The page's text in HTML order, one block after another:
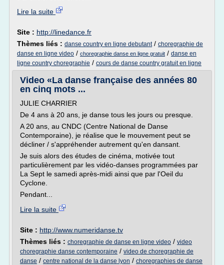
Lire la suite
Site : http://linedance.fr
Thèmes liés : danse country en ligne debutant/ choregraphie de
danse en ligne video / choregraphie danse en ligne gratuit / danse en
ligne country choregraphie / cours de danse country gratuit en ligne
Video «La danse française des années 80
en cinq mots ...
JULIE CHARRIER
De 4 ans à 20 ans, je danse tous les jours ou presque.
A 20 ans, au CNDC (Centre National de Danse
Contemporaine), je réalise que le mouvement peut se
décliner / s'appréhender autrement qu'en dansant.
Je suis alors des études de cinéma, motivée tout
particulièrement par les vidéo-danses programmées par
La Sept le samedi après-midi ainsi que par l'Oeil du
Cyclone.
Pendant...
Lire la suite
Site : http://www.numeridanse.tv
Thèmes liés : choregraphie de danse en ligne video / video
choregraphie danse contemporaine / video de choregraphie de
danse / centre national de la danse lyon / choregraphies de danse